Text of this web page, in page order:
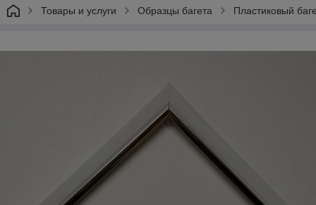
Товары и услуги Образцы багета Пластиковый